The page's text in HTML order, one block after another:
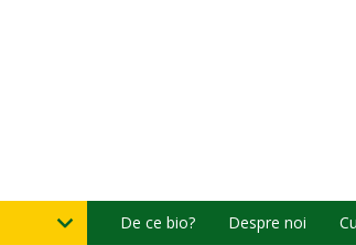
De ce bio? Despre noi